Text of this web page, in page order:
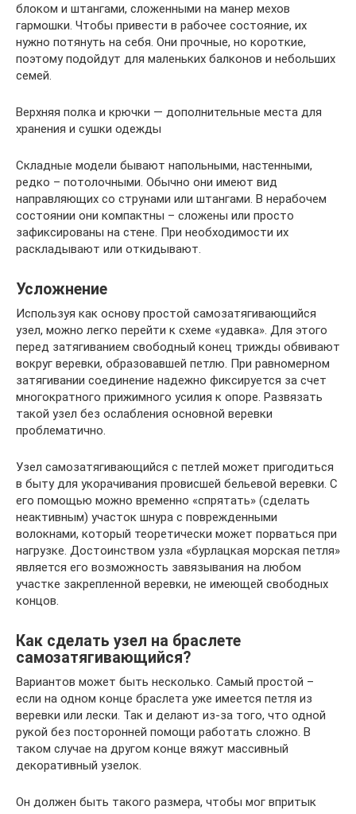
блоком и штангами, сложенными на манер мехов
гармошки. Чтобы привести в рабочее состояние, их
нужно потянуть на себя. Они прочные, но короткие,
поэтому подойдут для маленьких балконов и небольших
семей.
Верхняя полка и крючки — дополнительные места для
хранения и сушки одежды
Складные модели бывают напольными, настенными,
редко – потолочными. Обычно они имеют вид
направляющих со струнами или штангами. В нерабочем
состоянии они компактны – сложены или просто
зафиксированы на стене. При необходимости их
раскладывают или откидывают.
Усложнение
Используя как основу простой самозатягивающийся
узел, можно легко перейти к схеме «удавка». Для этого
перед затягиванием свободный конец трижды обвивают
вокруг веревки, образовавшей петлю. При равномерном
затягивании соединение надежно фиксируется за счет
многократного прижимного усилия к опоре. Развязать
такой узел без ослабления основной веревки
проблематично.
Узел самозатягивающийся с петлей может пригодиться
в быту для укорачивания провисшей бельевой веревки. С
его помощью можно временно «спрятать» (сделать
неактивным) участок шнура с поврежденными
волокнами, который теоретически может порваться при
нагрузке. Достоинством узла «бурлацкая морская петля»
является его возможность завязывания на любом
участке закрепленной веревки, не имеющей свободных
концов.
Как сделать узел на браслете
самозатягивающийся?
Вариантов может быть несколько. Самый простой –
если на одном конце браслета уже имеется петля из
веревки или лески. Так и делают из-за того, что одной
рукой без посторонней помощи работать сложно. В
таком случае на другом конце вяжут массивный
декоративный узелок.
Он должен быть такого размера, чтобы мог впритык